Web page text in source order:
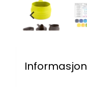
Informasjon